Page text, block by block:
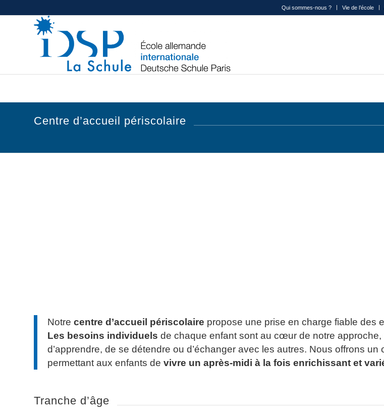
Qui sommes-nous ? Vie de l’école
Centre d’accueil périscolaire
Notre centre d’accueil périscolaire propose une prise en charge fiable des
Les besoins individuels de chaque enfant sont au cœur de notre approche,
d’apprendre, de se détendre ou d’échanger avec les autres. Nous offrons un
permettant aux enfants de vivre un après-midi à la fois enrichissant et
Tranche d’âge